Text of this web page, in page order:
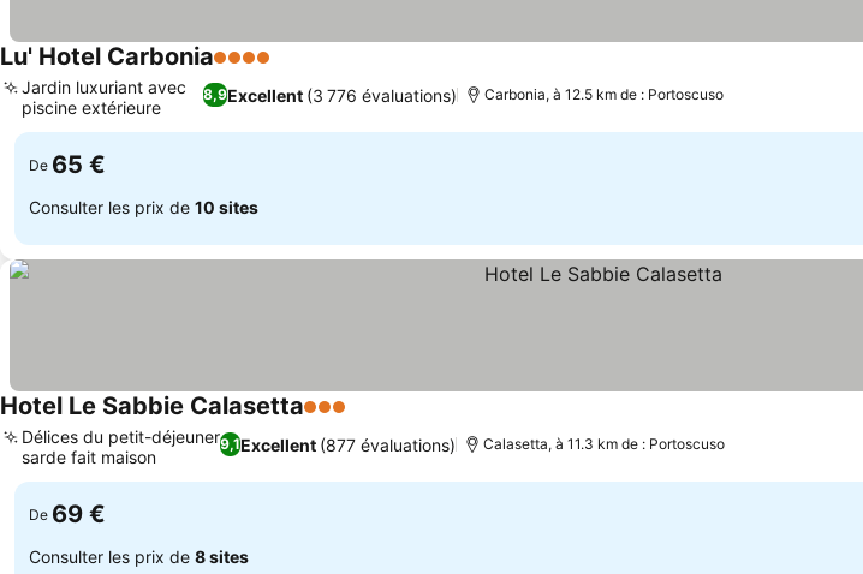
Lu' Hotel Carbonia4 Étoiles
8,9Excellent (3 776 évaluations)
Jardin luxuriant avec
piscine extérieure
Carbonia, à 12.5 km de : Portoscuso
De 65 €
Consulter les prix de 10 sites
Hotel Le Sabbie Calasetta3 Étoiles
9,1Excellent (877 évaluations)
Délices du petit-déjeuner
sarde fait maison
Calasetta, à 11.3 km de : Portoscuso
De 69 €
Consulter les prix de 8 sites